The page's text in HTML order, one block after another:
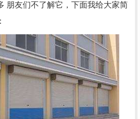
朋友们不了解它，下面我给大家简